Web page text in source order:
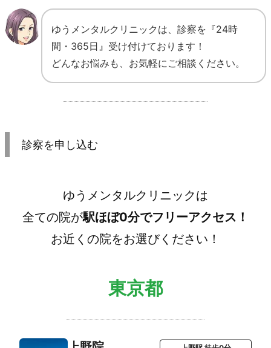
ゆうメンタルクリニックは、診察を『24時
間・365日』受け付けております！
どんなお悩みも、お気軽にご相談ください。
診察を申し込む
ゆうメンタルクリニックは
全ての院が駅ほぼ0分でフリーアクセス！
お近くの院をお選びください！
東京都